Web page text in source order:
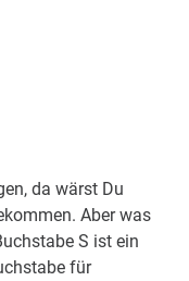
da wärst Du
Aber was
S ist ein
für